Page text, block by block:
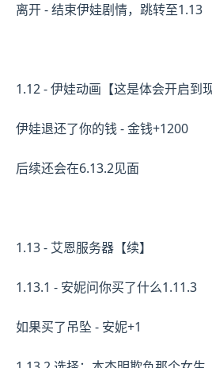
离开 - 结束伊娃剧情，跳转至1.13
1.12 - 伊娃动画【这是体会开启到
伊娃退还了你的钱 - 金钱+1200
后续还会在6.13.2见面
1.13 - 艾恩服务器【续】
1.13.1 - 安妮问你买了什么1.11.3
如果买了吊坠 - 安妮+1